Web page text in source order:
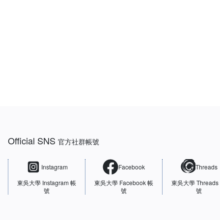
Official SNS 官方社群帳號
Instagram
東吳大學 Instagram 帳
號
Facebook
東吳大學 Facebook 帳
號
Threads
東吳大學Threads
號